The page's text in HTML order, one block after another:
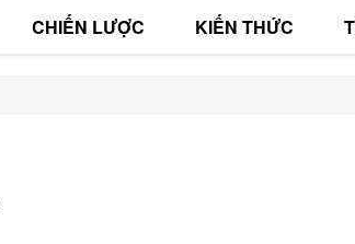
CHIẾN LƯỢC KIẾN THỨC